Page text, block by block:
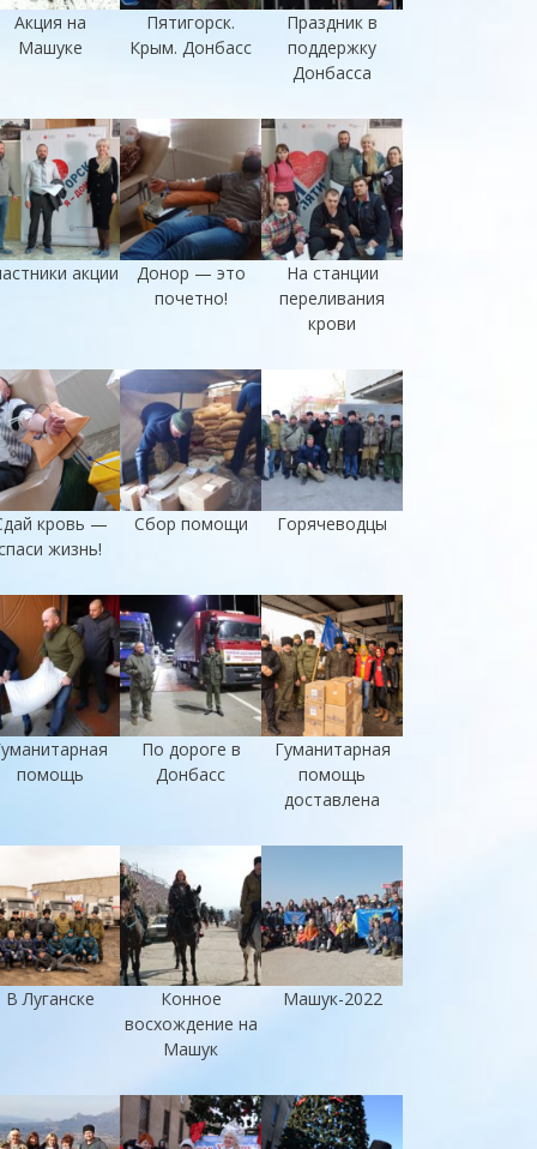
Акция на
Машуке
Пятигорск.
Крым. Донбасс
Праздник в
поддержку
Донбасса
акции
Донор — это
почетно!
На станции
переливания
крови
кровь —
жизнь!
Сбор помощи Горячеводцы
помощь
По дороге в
Донбасс
Гуманитарная
помощь
доставлена
В Луганске
Конное
восхождение на
Машук
Машук-2022